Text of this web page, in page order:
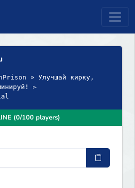
» Улучшай кирку,
▻
(0/100 players)